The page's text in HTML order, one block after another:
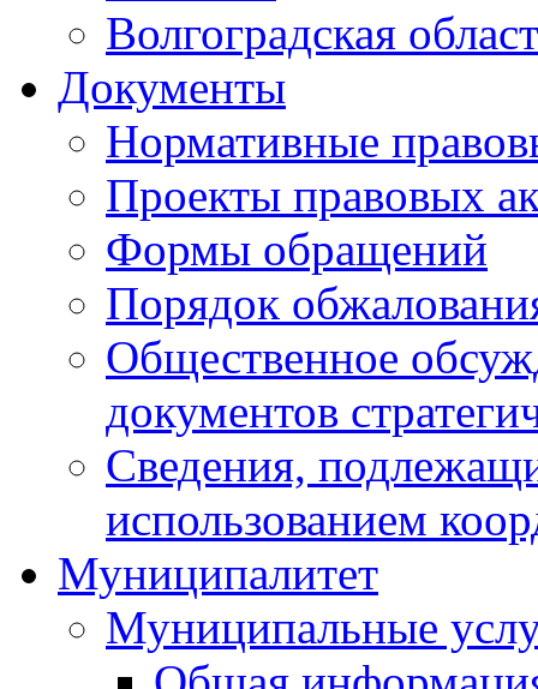
Волгоградская
Документы
Нормативные
Проекты правовых
Формы обращений
Порядок
Общественное
документов
Сведения,
использованием
Муниципалитет
Муниципальные